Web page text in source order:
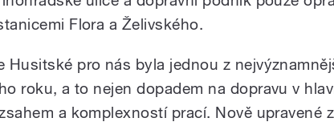
Flora a Želivského.
Husitské pro nás byla jednou z
roku, a to nejen dopadem na dopravu v
a komplexností prací. Nově upravené